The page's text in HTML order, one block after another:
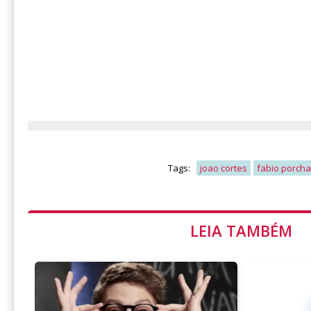
Tags: joao cortes fabio
LEIA TAMBÉM